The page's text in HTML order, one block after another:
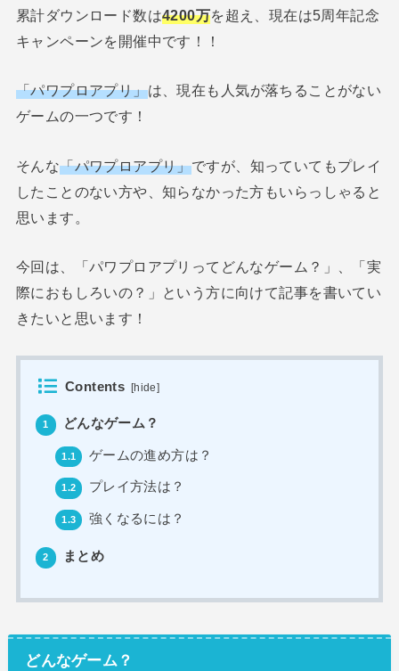
累計ダウンロード数は4200万を超え、現在は5周年記念
キャンペーンを開催中です！！
「パワプロアプリ」は、現在も人気が落ちることがない
ゲームの一つです！
そんな「パワプロアプリ」ですが、知っていてもプレイ
したことのない方や、知らなかった方もいらっしゃると
思います。
今回は、「パワプロアプリってどんなゲーム？」、「実
際におもしろいの？」という方に向けて記事を書いてい
きたいと思います！
Contents [hide]
1 どんなゲーム？
1.1 ゲームの進め方は？
1.2 プレイ方法は？
1.3 強くなるには？
2 まとめ
どんなゲーム？